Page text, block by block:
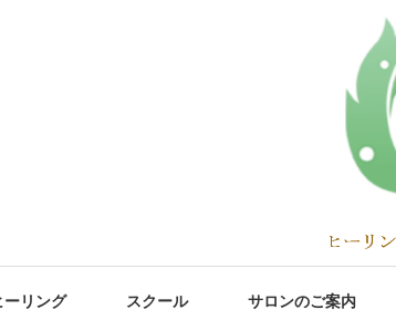
ーリング スクール サロンのご案内